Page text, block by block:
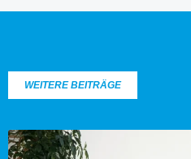
WEITERE BEITRÄGE